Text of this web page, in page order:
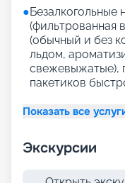
●Безалкогольные
(фильтрованная
(обычный и без
льдом,
свежевыжатые),
пакетиков
Показать все
Экскурсии